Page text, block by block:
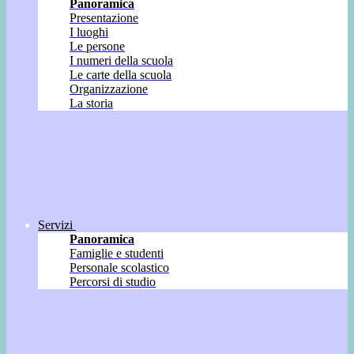
Panoramica
Presentazione
I luoghi
Le persone
I numeri della scuola
Le carte della scuola
Organizzazione
La storia
Servizi
Panoramica
Famiglie e studenti
Personale scolastico
Percorsi di studio